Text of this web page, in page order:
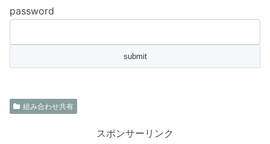
password
組み合わせ共有
スポンサーリンク